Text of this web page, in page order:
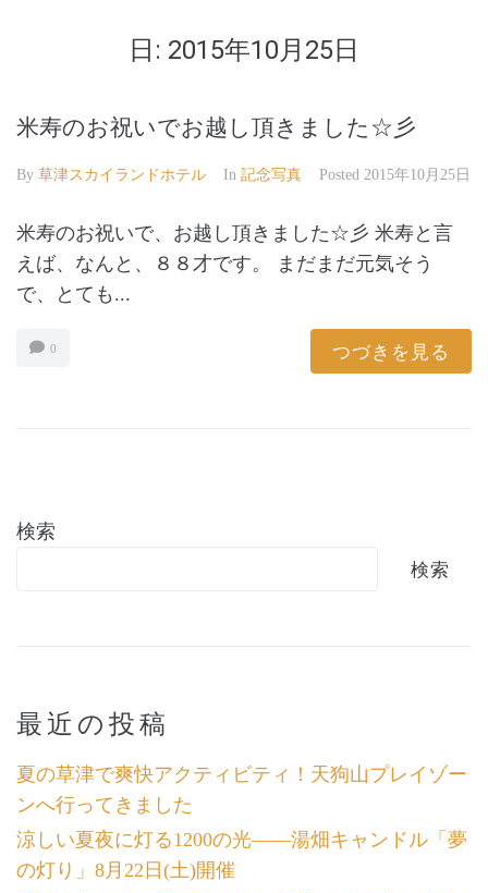
日: 2015年10月25日
米寿のお祝いでお越し頂きました☆彡
By 草津スカイランドホテル In 記念写真 Posted 2015年10月25日
米寿のお祝いで、お越し頂きました☆彡 米寿と言
えば、なんと、８８才です。 まだまだ元気そう
で、とても...
0 つづきを見る
検索
検索
最近の投稿
夏の草津で爽快アクティビティ！天狗山プレイゾー
ンへ行ってきました
涼しい夏夜に灯る1200の光――湯畑キャンドル「夢
の灯り」8月22日(土)開催